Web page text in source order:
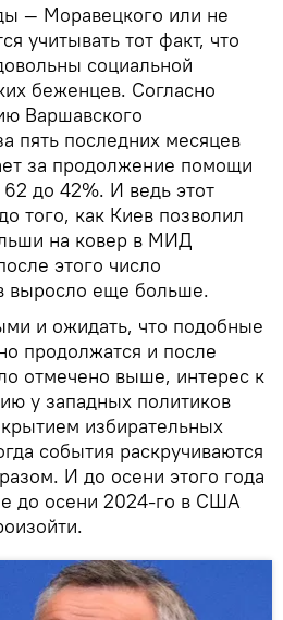
— Моравецкого или не
учитывать тот факт, что
социальной
беженцев. Согласно
Варшавского
пять последних месяцев
за продолжение помощи
до 42%. И ведь этот
того, как Киев позволил
на ковер в МИД
этого число
выросло еще больше.
и ожидать, что подобные
продолжатся и после
отмечено выше, интерес к
у западных политиков
избирательных
события раскручиваются
И до осени этого года
до осени 2024-го в США